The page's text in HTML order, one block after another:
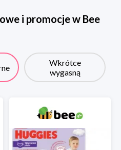
i promocje w Bee
Wkrótce
wygasną